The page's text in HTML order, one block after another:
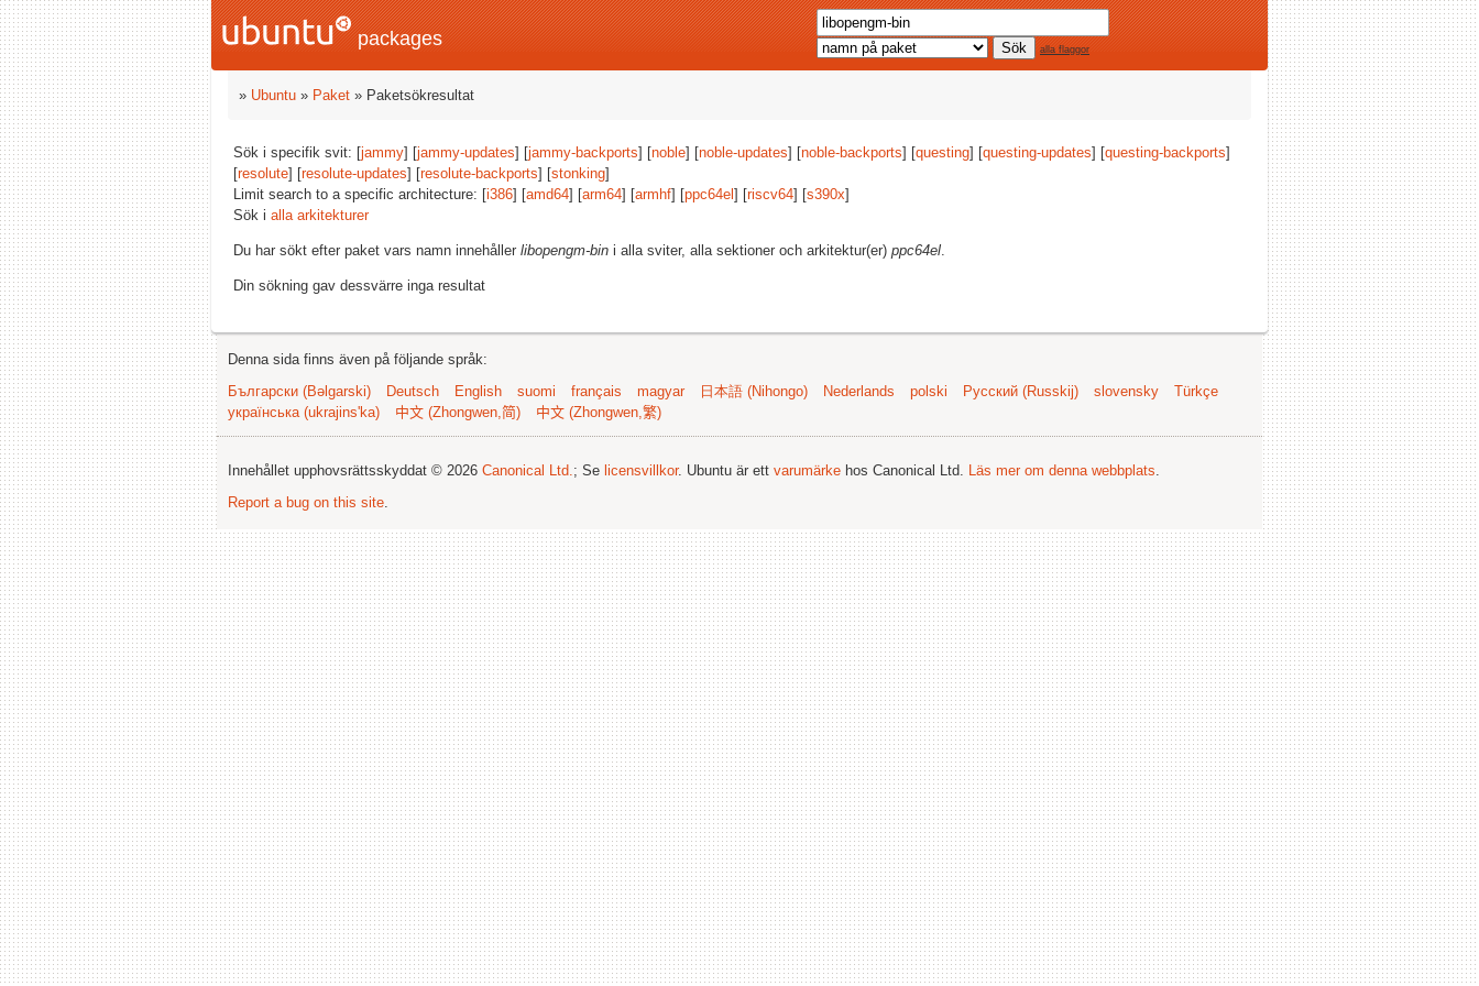
packages alla flaggor
» Ubuntu » Paket » Paketsökresultat
Sök i specifik svit: [jammy] [jammy-updates] [jammy-backports] [noble] [noble-updates] [noble-backports] [questing] [questing-updates] [questing-backports]
[resolute] [resolute-updates] [resolute-backports] [stonking]
Limit search to a specific architecture: [i386] [amd64] [arm64] [armhf] [ppc64el ] [riscv64] [s390x]
Sök i alla arkitekturer
Du har sökt efter paket vars namn innehåller libopengm-bin i alla sviter, alla sektioner och arkitektur(er) ppc64el.
Din sökning gav dessvärre inga resultat
Denna sida finns även på följande språk:
Български (Bəlgarski)
Deutsch English suomi français magyar 日本語 (Nihongo) Nederlands polski Русский (Russkij) slovensky
Türkçe
українська (ukrajins'ka)
中文 (Zhongwen,简) 中文 (Zhongwen,繁)
Innehållet upphovsrättsskyddat © 2026 Canonical Ltd.; Se licensvillkor. Ubuntu är ett varumärke hos Canonical Ltd. Läs mer om denna webbplats.
Report a bug on this site.